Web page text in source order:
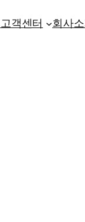
고객센터 회사